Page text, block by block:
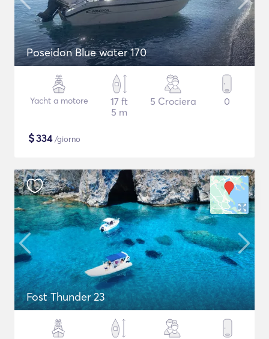
Poseidon Blue water 170
Yacht a motore
17 ft
5 m
5 Crociera 0
$334/giorno
Fost Thunder 23